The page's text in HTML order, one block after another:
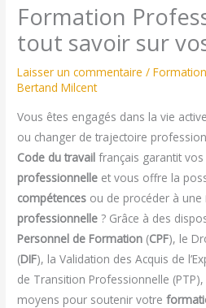
Formation
tout savoir sur
Laisser un commentaire /
Bertand Milcent
Vous êtes engagés dans la vie
ou changer de trajectoire
Code du travail français garantit vos
professionnelle et vous offre la
compétences ou de procéder à une
professionnelle ? Grâce à des
Personnel de Formation (CPF), le
(DIF), la Validation des Acquis de
de Transition Professionnelle
moyens pour soutenir votre